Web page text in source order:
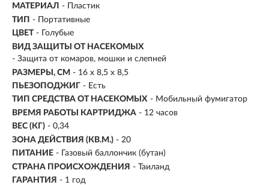
МАТЕРИАЛ - Пластик
ТИП - Портативные
ЦВЕТ - Голубые
ВИД ЗАЩИТЫ ОТ НАСЕКОМЫХ
- Защита от комаров, мошки и слепней
РАЗМЕРЫ, СМ - 16 х 8,5 х 8,5
ПЬЕЗОПОДЖИГ - Есть
ТИП СРЕДСТВА ОТ НАСЕКОМЫХ - Мобильный фумигатор
ВРЕМЯ РАБОТЫ КАРТРИДЖА - 12 часов
ВЕС (КГ) - 0,34
ЗОНА ДЕЙСТВИЯ (КВ.М.) - 20
ПИТАНИЕ - Газовый баллончик (бутан)
СТРАНА ПРОИСХОЖДЕНИЯ - Таиланд
ГАРАНТИЯ - 1 год